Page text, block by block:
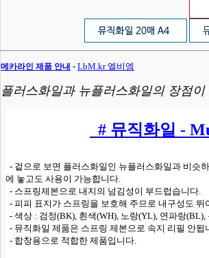
메카라인 제품 안내 - LbM.kr 엘비엠
플러스화일과 뉴플러스화일의 장점
# 뮤직화일 -
- 겉으로 보면 플러스화일인 뉴플러스화일과 비슷
에 놓고도 사용이 가능합니다.
- 스프링제본으로 내지의 넘김성이 부드럽습니다.
- 피피 표지가 스프링을 보호해 주므로 내구성도 뛰
- 색상 : 검정(BK), 흰색(WH), 노랑(YL), 연파랑(BL),
- 뮤직화일 제품은 스프링 제본으로 속지 리필 안됩
- 합창용으로 적합한 제품입니다.